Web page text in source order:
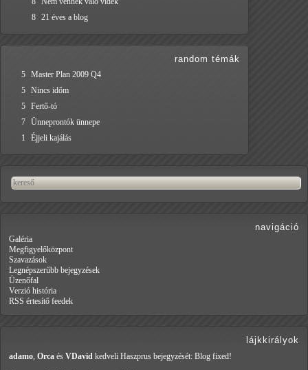
8 21 éves a blog
random témák
5 Master Plan 2009 Q4
5 Nincs időm
5 Fertő-tó
7 Ünneprontók ünnepe
1
Éjjeli kajálás
navigáció
Galéria
Megfigyelőközpont
Szavazások
Legnépszerűbb bejegyzések
Üzenőfal
Verzió história
RSS értesítő feedek
lájkkirályok
adamo, Orca és VDavid kedveli Haszprus bejegyzését: Blog fixed!